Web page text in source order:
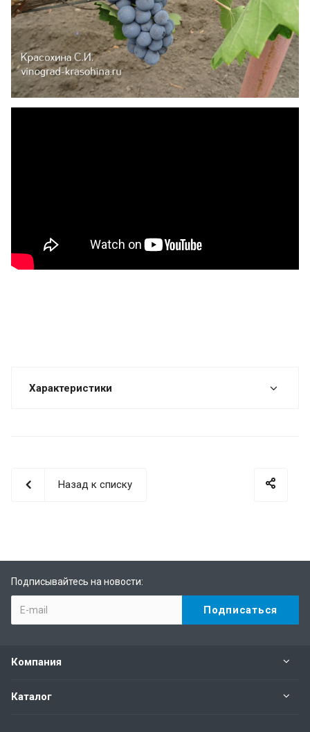
Характеристики
Назад к списку
Подписывайтесь на новости:
Компания
Каталог